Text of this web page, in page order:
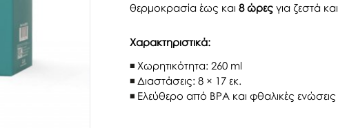
θερμοκρασία έως και 8 ώρες για ζεστά και
Χαρακτηριστικά:
Χωρητικότητα: 260 ml
Διαστάσεις: 8 × 17 εκ.
Eλεύθερο από BPA και φθαλικές ενώσεις